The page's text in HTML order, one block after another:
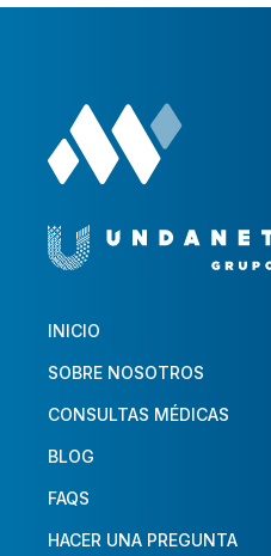
INICIO
SOBRE NOSOTROS
CONSULTAS MÉDICAS
BLOG
FAQS
HACER UNA PREGUNTA